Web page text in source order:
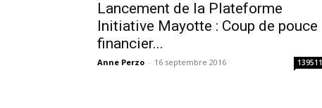
Lancement de la Plateforme
Initiative Mayotte : Coup de pouce
financier...
Anne Perzo - 16 septembre 2016 139511